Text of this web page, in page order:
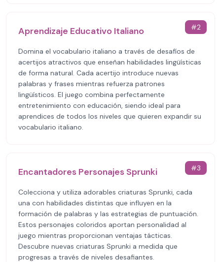
#2
Aprendizaje Educativo Italiano
Domina el vocabulario italiano a través de desafíos de
acertijos atractivos que enseñan habilidades lingüísticas
de forma natural. Cada acertijo introduce nuevas
palabras y frases mientras refuerza patrones
lingüísticos. El juego combina perfectamente
entretenimiento con educación, siendo ideal para
aprendices de todos los niveles que quieren expandir su
vocabulario italiano.
#3
Encantadores Personajes Sprunki
Colecciona y utiliza adorables criaturas Sprunki, cada
una con habilidades distintas que influyen en la
formación de palabras y las estrategias de puntuación.
Estos personajes coloridos aportan personalidad al
juego mientras proporcionan ventajas tácticas.
Descubre nuevas criaturas Sprunki a medida que
progresas a través de niveles desafiantes.